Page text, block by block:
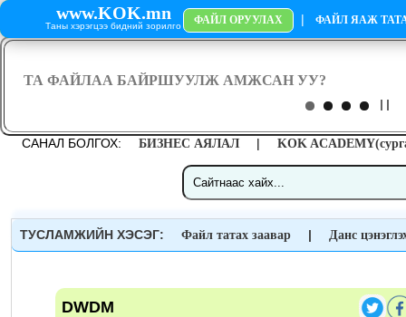
www.KOK.mn
Таны хэрэгцээ бидний зорилго ФАЙЛ ОРУУЛАХ | ФАЙЛ ЯАЖ
САНАЛ БОЛГОХ: БИЗНЕС АЯЛАЛ | KOK
ТУСЛАМЖИЙН ХЭСЭГ: Файл татах заавар | Данс
DWDM